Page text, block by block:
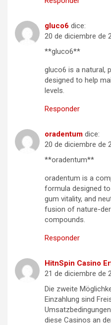
gluco6 dice:
20 de diciembre de
**gluco6**
gluco6 is a natural,
designed to help
levels.
Responder
oradentum dice:
20 de diciembre de
**oradentum**
oradentum is a
formula designed
gum vitality, and
fusion of nature-
compounds.
Responder
HitnSpin Casino
21 de diciembre de
Die zweite
Einzahlung sind
diese Casinos an